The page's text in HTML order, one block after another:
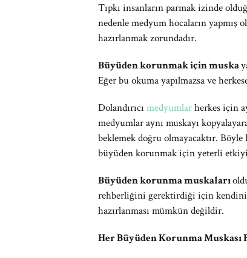
Tıpkı insanların parmak izinde
nedenle medyum hocaların yapmış
hazırlanmak zorundadır.
Büyüden korunmak için muska
Eğer bu okuma yapılmazsa ve
Dolandırıcı medyumlarherkes için
medyumlar aynı muskayı
beklemek doğru olmayacaktır.
büyüden korunmak için yeterli
Büyüden korunma muskaları
rehberliğini gerektirdiği için kendini
hazırlanması mümkün değildir.
Her Büyüden Korunma